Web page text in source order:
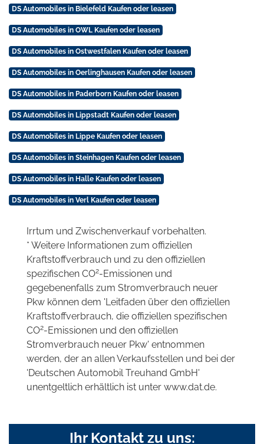
DS Automobiles in Bielefeld Kaufen oder leasen
DS Automobiles in OWL Kaufen oder leasen
DS Automobiles in Ostwestfalen Kaufen oder leasen
DS Automobiles in Oerlinghausen Kaufen oder leasen
DS Automobiles in Paderborn Kaufen oder leasen
DS Automobiles in Lippstadt Kaufen oder leasen
DS Automobiles in Lippe Kaufen oder leasen
DS Automobiles in Steinhagen Kaufen oder leasen
DS Automobiles in Halle Kaufen oder leasen
DS Automobiles in Verl Kaufen oder leasen
Irrtum und Zwischenverkauf vorbehalten.
* Weitere Informationen zum offiziellen
Kraftstoffverbrauch und zu den offiziellen
spezifischen CO2-Emissionen und
gegebenenfalls zum Stromverbrauch neuer
Pkw können dem 'Leitfaden über den offiziellen
Kraftstoffverbrauch, die offiziellen spezifischen
CO2-Emissionen und den offiziellen
Stromverbrauch neuer Pkw' entnommen
werden, der an allen Verkaufsstellen und bei der
'Deutschen Automobil Treuhand GmbH'
unentgeltlich erhältlich ist unter www.dat.de.
Ihr Kontakt zu uns: